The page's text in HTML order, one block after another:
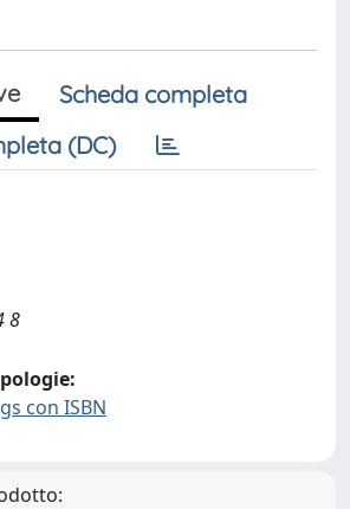
Scheda completa
(DC)
8
con ISBN